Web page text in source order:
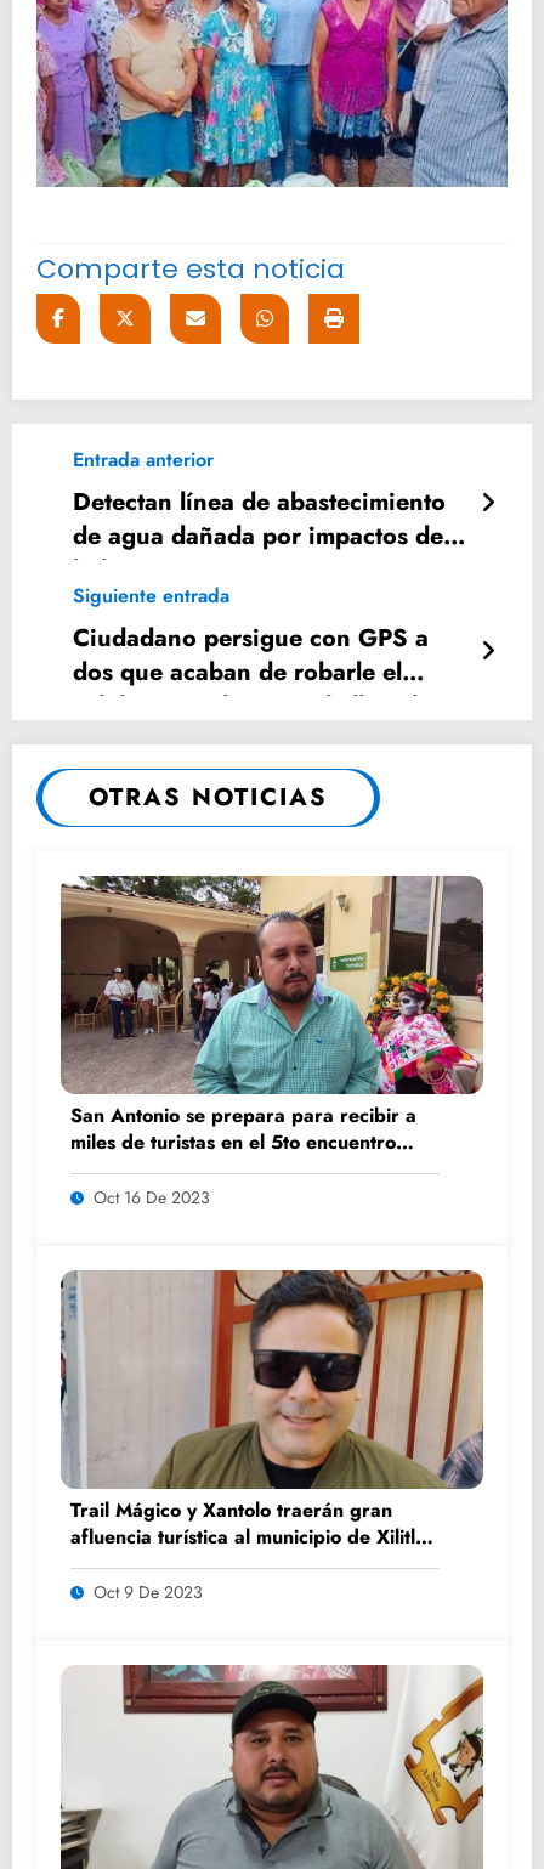
Comparte esta noticia
Entrada anterior
Detectan línea de abastecimiento
de agua dañada por impactos de
bala
Siguiente entrada
Ciudadano persigue con GPS a
dos que acaban de robarle el
celular, en CdMx. Los halla, y los
mata
OTRAS NOTICIAS
San Antonio se prepara para recibir a
miles de turistas en el 5to encuentro
K’AILEM
Oct 16 De 2023
Trail Mágico y Xantolo traerán gran
afluencia turística al municipio de Xilitla:
Benjamín Luna
Oct 9 De 2023